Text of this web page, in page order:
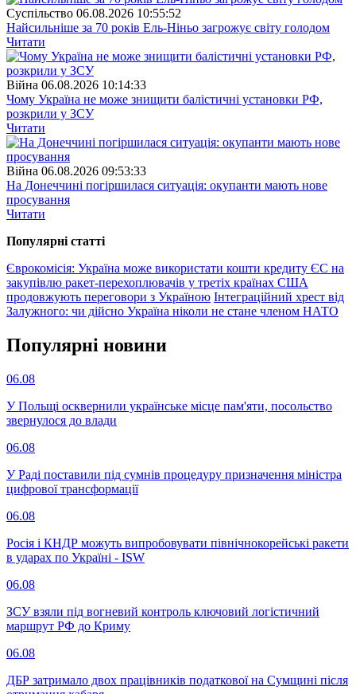
Суспiльство 06.08.2026 10:55:52
Найсильніше за 70 років Ель-Ніньо загрожує світу голодом
Читати
Війна 06.08.2026 10:14:33
Чому Україна не може знищити балістичні установки РФ,
розкрили у ЗСУ
Читати
Війна 06.08.2026 09:53:33
На Донеччині погіршилася ситуація: окупанти мають нове
просування
Читати
Популярнi статтi
Єврокомісія: Україна може використати кошти кредиту ЄС на
закупівлю ракет-перехоплювачів у третіх країнах США
продовжують переговори з Україною Інтеграційний хрест від
Залужного: чи дійсно Україна ніколи не стане членом НАТО
Популярнi новини
06.08
У Польщі осквернили українське місце пам'яти, посольство
звернулося до влади
06.08
У Раді поставили під сумнів процедуру призначення міністра
цифрової трансформації
06.08
Росія і КНДР можуть випробовувати північнокорейські ракети
в ударах по Україні - ISW
06.08
ЗСУ взяли під вогневий контроль ключовий логістичний
маршрут РФ до Криму
06.08
ДБР затримало двох працівників податкової на Сумщині після